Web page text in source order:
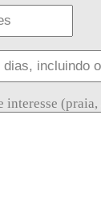
interesse